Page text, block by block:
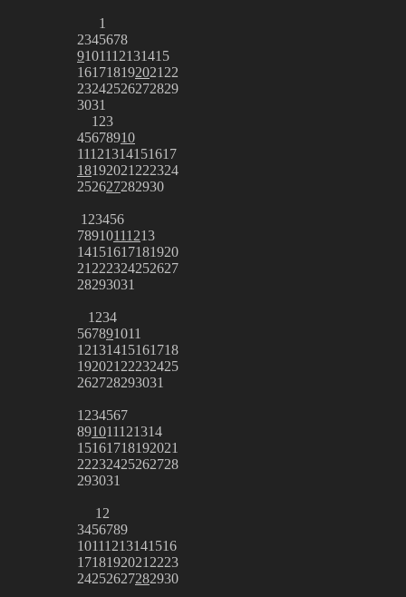
1
2345678
9101112131415
161718192021 22
23242526272829
3031
1 23
45678910
11121314151617
18192021 222324
252627282930
1 23456
78910111213
14151617181920
21 222324252627
28293031
1 234
567891011
12131415161718
192021 22232425
262728293031
1 234567
891011121314
15161718192021
22232425262728
293031
1 2
3456789
10111213141516
1718192021 2223
24252627282930